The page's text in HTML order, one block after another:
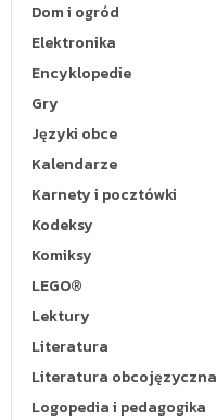
Dom i ogród
Elektronika
Encyklopedie
Gry
Języki obce
Kalendarze
Karnety i pocztówki
Kodeksy
Komiksy
LEGO®
Lektury
Literatura
Literatura obcojęzyczna
Logopedia i pedagogika